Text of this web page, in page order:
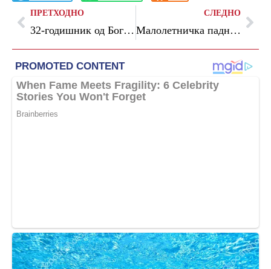
ПРЕТХОДНО
32-годишник од Боговиње и се заканувал на вонбрачната партнерка
СЛЕДНО
Малолетничка паднала од велосипед: со тешки повреди е пренесена во болница во Штип